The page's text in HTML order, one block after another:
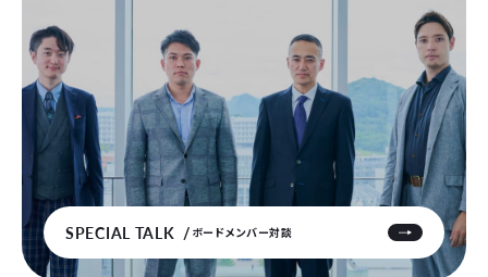
SPECIAL TALK ボードメンバー対談